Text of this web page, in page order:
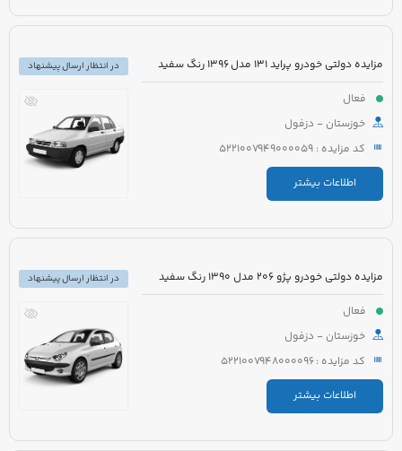
مزایده دولتی خودرو پراید 131 مدل 1396 رنگ سفید
فعال
خوزستان - دزفول
کد مزایده : 5221007949000059
اطلاعات بیشتر
در انتظار ارسال پیشنهاد
مزایده دولتی خودرو پژو 206 مدل 1390 رنگ سفید
فعال
خوزستان - دزفول
کد مزایده : 5221007948000096
اطلاعات بیشتر
در انتظار ارسال پیشنهاد